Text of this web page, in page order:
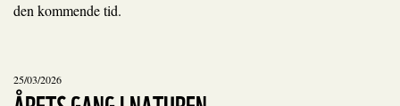
den kommende tid.
25/03/2026